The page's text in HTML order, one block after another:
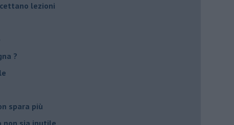
lezioni
?
spara più
non sia inutile